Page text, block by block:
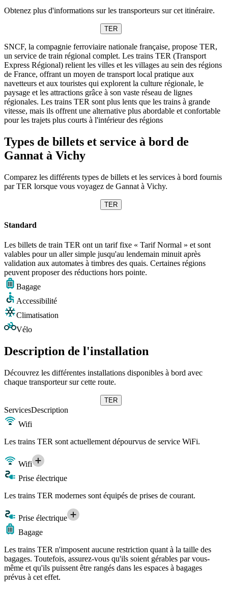
Obtenez plus d'informations sur les transporteurs sur cet itinéraire.
TER
SNCF, la compagnie ferroviaire nationale française, propose TER,
un service de train régional complet. Les trains TER (Transport
Express Régional) relient les villes et les villages au sein des régions
de France, offrant un moyen de transport local pratique aux
navetteurs et aux touristes qui explorent la culture régionale, le
paysage et les attractions grâce à son vaste réseau de lignes
régionales. Les trains TER sont plus lents que les trains à grande
vitesse, mais ils offrent une alternative plus abordable et confortable
pour les trajets plus courts à l'intérieur des régions
Types de billets et service à bord de
Gannat à Vichy
Comparez les différents types de billets et les services à bord fournis
par TER lorsque vous voyagez de Gannat à Vichy.
TER
Standard
Les billets de train TER ont un tarif fixe « Tarif Normal » et sont
valables pour un aller simple jusqu'au lendemain minuit après
validation aux automates à timbres des quais. Certaines régions
peuvent proposer des réductions hors pointe.
Bagage
Accessibilité
Climatisation
Vélo
Description de l'installation
Découvrez les différentes installations disponibles à bord avec
chaque transporteur sur cette route.
TER
ServicesDescription
Wifi
Les trains TER sont actuellement dépourvus de service WiFi.
Wifi
Prise électrique
Les trains TER modernes sont équipés de prises de courant.
Prise électrique
Bagage
Les trains TER n'imposent aucune restriction quant à la taille des
bagages. Toutefois, assurez-vous qu'ils soient gérables par vous-
même et qu'ils puissent être rangés dans les espaces à bagages
prévus à cet effet.